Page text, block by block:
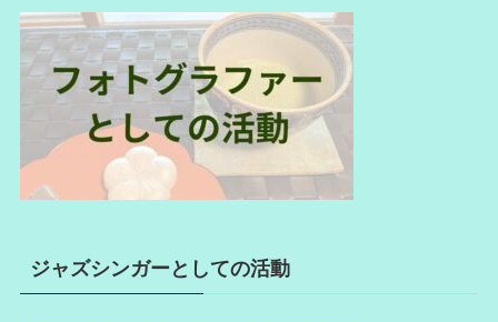
ジャズシンガーとしての活動